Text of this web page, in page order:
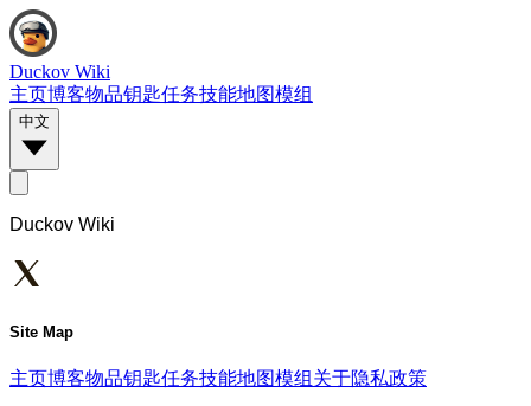
Duckov Wiki
主页博客物品钥匙任务技能地图模组
中文
Duckov Wiki
Site Map
主页博客物品钥匙任务技能地图模组 关于隐私政策